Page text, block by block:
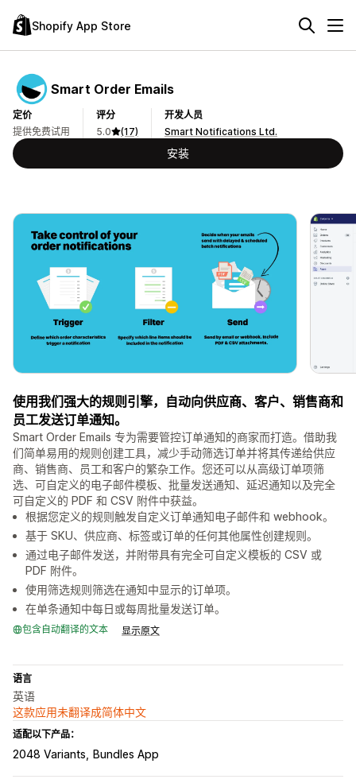
Shopify App Store
Smart Order Emails
定价
提供免费试用
评分
5.0
(17)
开发人员
Smart Notifications Ltd.
安装
使用我们强大的规则引擎，自动向供应商、客户、销售商和
员工发送订单通知。
Smart Order Emails 专为需要管控订单通知的商家而打造。借助我
们简单易用的规则创建工具，减少手动筛选订单并将其传递给供应
商、销售商、员工和客户的繁杂工作。您还可以从高级订单项筛
选、可自定义的电子邮件模板、批量发送通知、延迟通知以及完全
可自定义的 PDF 和 CSV 附件中获益。
根据您定义的规则触发自定义订单通知电子邮件和 webhook。
基于 SKU、供应商、标签或订单的任何其他属性创建规则。
通过电子邮件发送，并附带具有完全可自定义模板的 CSV 或
PDF 附件。
使用筛选规则筛选在通知中显示的订单项。
在单条通知中每日或每周批量发送订单。
包含自动翻译的文本 显示原文
语言
英语
这款应用未翻译成简体中文
适配以下产品：
2048 Variants Bundles App